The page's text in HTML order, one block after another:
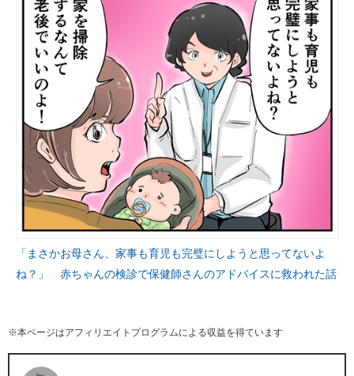
「まさかお母さん、家事も育児も完璧にしようと思ってないよ
ね？」 赤ちゃんの検診で保健師さんのアドバイスに救われた話
※本ページはアフィリエイトプログラムによる収益を得ています